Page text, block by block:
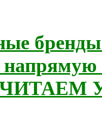
ЧИТАЕМ